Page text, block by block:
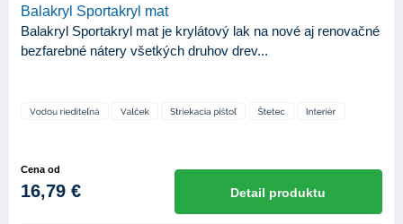
Balakryl Sportakryl mat
Balakryl Sportakryl mat je krylátový lak na nové aj renovačné
bezfarebné nátery všetkých druhov drev...
Cena od
16,79 € Detail produktu